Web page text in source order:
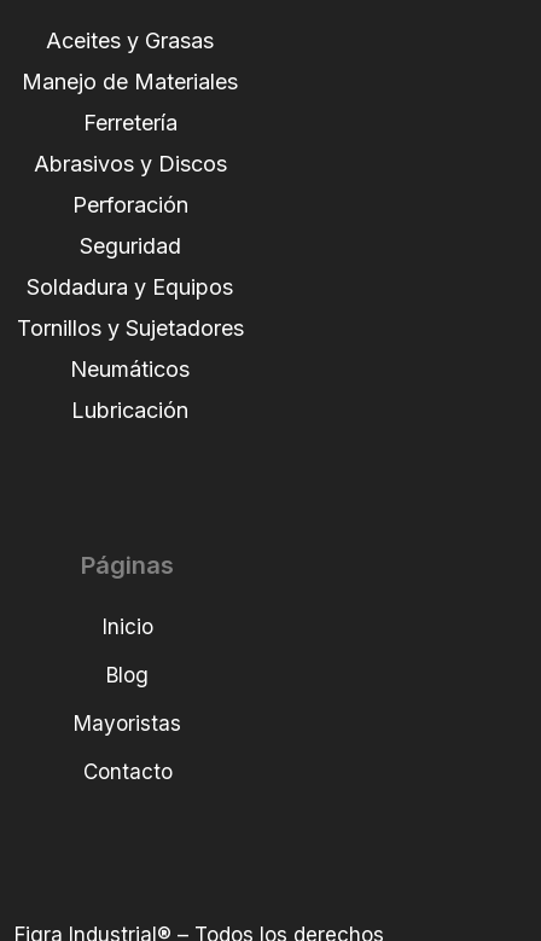
Aceites y Grasas
Manejo de Materiales
Ferretería
Abrasivos y Discos
Perforación
Seguridad
Soldadura y Equipos
Tornillos y Sujetadores
Neumáticos
Lubricación
Páginas
Inicio
Blog
Mayoristas
Contacto
Figra Industrial® – Todos los derechos